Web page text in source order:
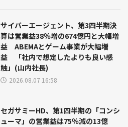
サイバーエージェント、第3四半期決
算は営業益38％増の674億円と大幅増
益 ABEMAとゲーム事業が大幅増
益 「社内で想定したよりも良い感
触」(山内社長)
2026.08.07 16:58
セガサミーHD、第1四半期の「コンシ
ューマ」の営業益は75％減の13億